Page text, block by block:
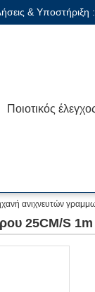
& Υποστήριξη :
Ποιοτικός
ανιχνευτών
25CM/S